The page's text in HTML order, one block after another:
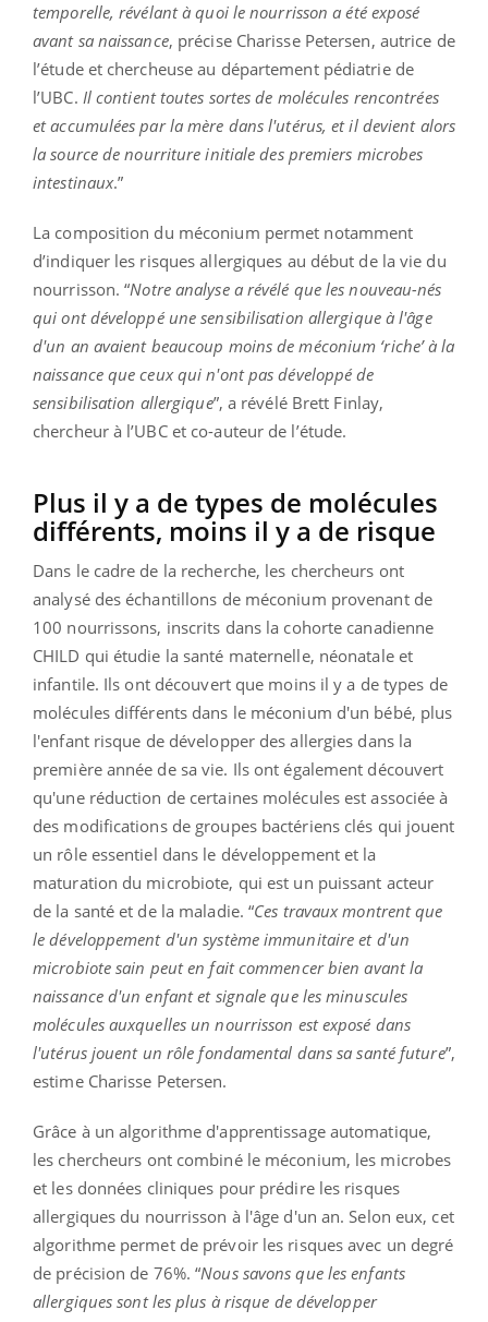
temporelle, révélant à quoi le nourrisson a été exposé
avant sa naissance, précise Charisse Petersen, autrice de
l’étude et chercheuse au département pédiatrie de
l’UBC. Il contient toutes sortes de molécules rencontrées
et accumulées par la mère dans l'utérus, et il devient alors
la source de nourriture initiale des premiers microbes
intestinaux.”
La composition du méconium permet notamment
d’indiquer les risques allergiques au début de la vie du
nourrisson. “Notre analyse a révélé que les nouveau-nés
qui ont développé une sensibilisation allergique à l'âge
d'un an avaient beaucoup moins de méconium ‘riche’ à la
naissance que ceux qui n'ont pas développé de
sensibilisation allergique”, a révélé Brett Finlay,
chercheur à l’UBC et co-auteur de l’étude.
Plus il y a de types de molécules
différents, moins il y a de risque
Dans le cadre de la recherche, les chercheurs ont
analysé des échantillons de méconium provenant de
100 nourrissons, inscrits dans la cohorte canadienne
CHILD qui étudie la santé maternelle, néonatale et
infantile. Ils ont découvert que moins il y a de types de
molécules différents dans le méconium d'un bébé, plus
l'enfant risque de développer des allergies dans la
première année de sa vie. Ils ont également découvert
qu'une réduction de certaines molécules est associée à
des modifications de groupes bactériens clés qui jouent
un rôle essentiel dans le développement et la
maturation du microbiote, qui est un puissant acteur
de la santé et de la maladie. “Ces travaux montrent que
le développement d'un système immunitaire et d'un
microbiote sain peut en fait commencer bien avant la
naissance d'un enfant et signale que les minuscules
molécules auxquelles un nourrisson est exposé dans
l'utérus jouent un rôle fondamental dans sa santé future”,
estime Charisse Petersen.
Grâce à un algorithme d'apprentissage automatique,
les chercheurs ont combiné le méconium, les microbes
et les données cliniques pour prédire les risques
allergiques du nourrisson à l'âge d'un an. Selon eux, cet
algorithme permet de prévoir les risques avec un degré
de précision de 76%. “Nous savons que les enfants
allergiques sont les plus à risque de développer